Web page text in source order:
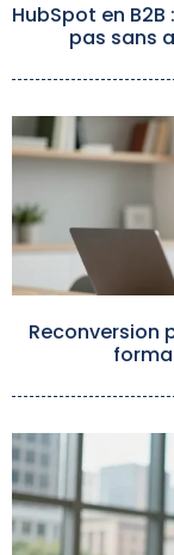
HubSpot en
pas sans
Reconversion